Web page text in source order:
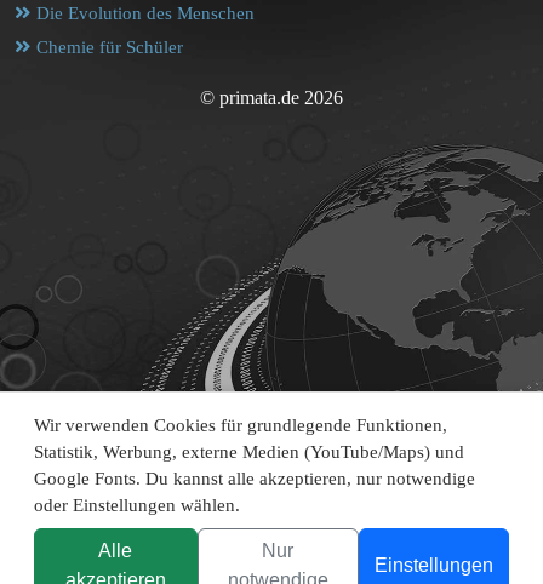
Wir verwenden Cookies für grundlegende Funktionen,
Statistik, Werbung, externe Medien (YouTube/Maps) und
Google Fonts. Du kannst alle akzeptieren, nur notwendige
oder Einstellungen wählen.
Alle
akzeptieren
Nur
notwendige
Einstellungen
Die Evolution des Menschen
Chemie für Schüler
© primata.de 2026